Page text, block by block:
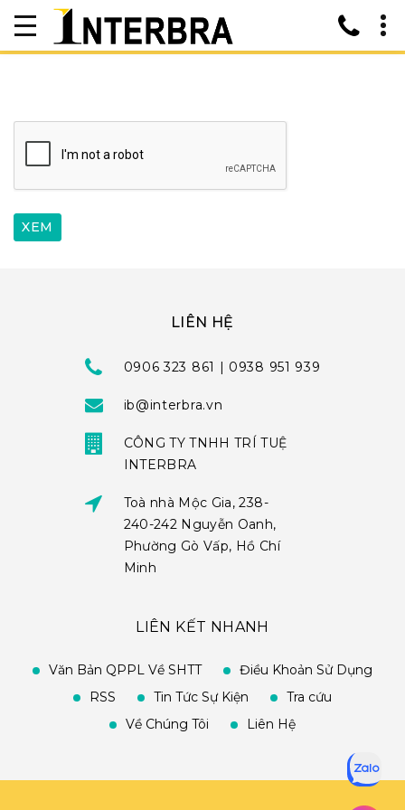
LIÊN HỆ
0906 323 861 | 0938 951 939
ib@interbra.vn
CÔNG TY TNHH TRÍ TUỆ
INTERBRA
Toà nhà Mộc Gia, 238-
240-242 Nguyễn Oanh,
Phường Gò Vấp, Hồ Chí
Minh
LIÊN KẾT NHANH
Văn Bản QPPL Về SHTT
Điều Khoản Sử Dụng
RSS
Tin Tức Sự Kiện
Tra cứu
Về Chúng Tôi
Liên Hệ